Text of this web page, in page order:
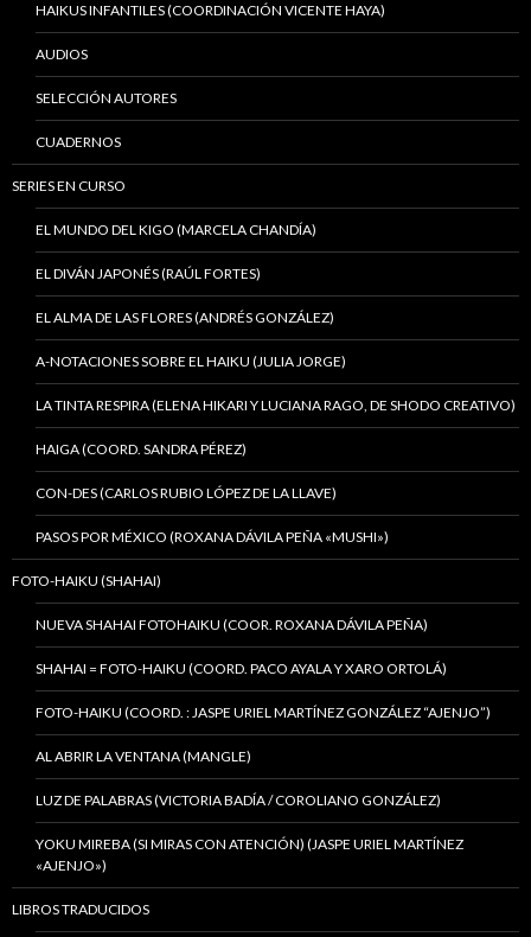
HAIKUS INFANTILES (COORDINACIÓN VICENTE HAYA)
AUDIOS
SELECCIÓN AUTORES
CUADERNOS
SERIES EN CURSO
EL MUNDO DEL KIGO (MARCELA CHANDÍA)
EL DIVÁN JAPONÉS (RAÚL FORTES)
EL ALMA DE LAS FLORES (ANDRÉS GONZÁLEZ)
A-NOTACIONES SOBRE EL HAIKU (JULIA JORGE)
LA TINTA RESPIRA (ELENA HIKARI Y LUCIANA RAGO, DE SHODO CREATIVO)
HAIGA (COORD. SANDRA PÉREZ)
CON-DES (CARLOS RUBIO LÓPEZ DE LA LLAVE)
PASOS POR MÉXICO (ROXANA DÁVILA PEÑA «MUSHI»)
FOTO-HAIKU (SHAHAI)
NUEVA SHAHAI FOTOHAIKU (COOR. ROXANA DÁVILA PEÑA)
SHAHAI = FOTO-HAIKU (COORD. PACO AYALA Y XARO ORTOLÁ)
FOTO-HAIKU (COORD. : JASPE URIEL MARTÍNEZ GONZÁLEZ “AJENJO”)
AL ABRIR LA VENTANA (MANGLE)
LUZ DE PALABRAS (VICTORIA BADÍA / COROLIANO GONZÁLEZ)
YOKU MIREBA (SI MIRAS CON ATENCIÓN) (JASPE URIEL MARTÍNEZ
«AJENJO»)
LIBROS TRADUCIDOS